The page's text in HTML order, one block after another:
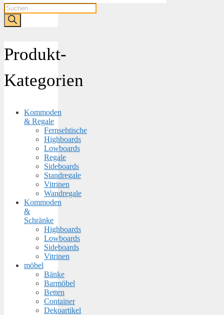
Products
search
Produkt-
Kategorien
Kommoden
& Regale
Fernsehtische
Highboards
Lowboards
Regale
Sideboards
Standregale
Vitrinen
Wandregale
Kommoden
&
Schränke
Highboards
Lowboards
Sideboards
Vitrinen
möbel
Bänke
Barmöbel
Betten
Container
Dekoartikel